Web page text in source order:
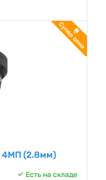
4МП (2.8мм)
Есть на складе